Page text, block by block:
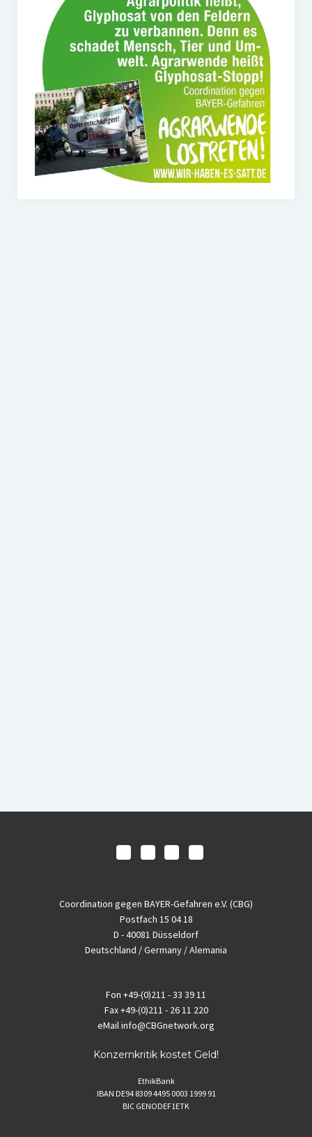
Coordination gegen BAYER-Gefahren e.V. (CBG)
Postfach 15 04 18
D - 40081 Düsseldorf
Deutschland / Germany / Alemania
Fon +49-(0)211 - 33 39 11
Fax+49-(0)211 - 26 11 220
eMailinfo@CBGnetwork.org
Konzernkritik kostet Geld!
EthikBank
IBAN DE94 8309 4495 0003 1999 91
BIC GENODEF1ETK